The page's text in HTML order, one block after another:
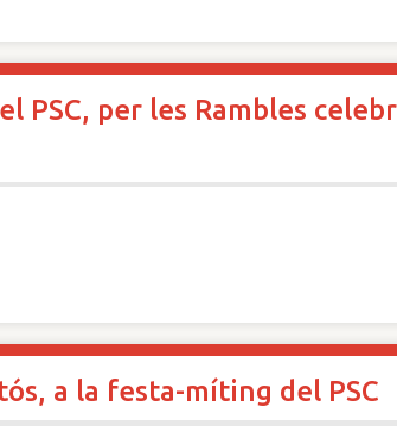
PSC, per les Rambles
a la festa-míting del PSC